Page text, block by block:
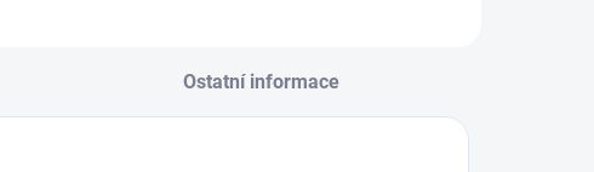
Ostatní informace